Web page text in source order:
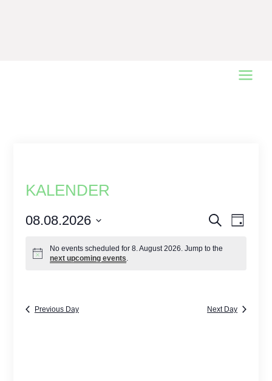
Main
KALENDER
Events
Search Event
Day
08.08.2026
date.
No events scheduled for 8. August 2026. Jump to the
next upcoming events.
Previous Day Next Day